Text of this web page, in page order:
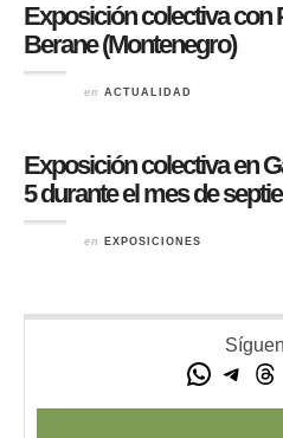
Exposición colectiva con
Berane (Montenegro)
en ACTUALIDAD
Exposición colectiva en
5 durante el mes de
en EXPOSICIONES